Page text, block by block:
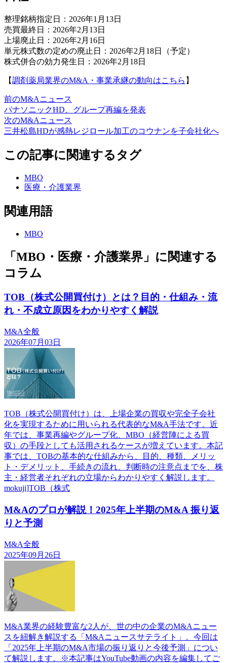
整理銘柄指定日：2026年1月13日
売買最終日：2026年2月13日
上場廃止日：2026年2月16日
単元株式数の定めの廃止日：2026年2月18日（予定）
株式併合の効力発生日：2026年2月18日
【調剤薬局業界のM&A・事業承継の動向はこちら 】
前のM&Aニュース
パナソニックHD、グループ再編を発表
次のM&Aニュース
三井松島HDが感熱レジロール加工のコウナンを子会社化へ
この記事に関連するタグ
MBO
医療・介護業界
関連用語
MBO
「MBO・医療・介護業界」に関連する
コラム
TOB（株式公開買付け）とは？目的・仕組み・流
れ・不成立原因をわかりやすく解説
M&A全般
2026年07月03日
TOB（株式公開買付け）は、上場企業の買収や完全子会社
化を実現するために用いられる代表的なM&A手法です。近
年では、事業再編やグループ化、MBO（経営陣による買
収）の手段としても活用されるケースが増えています。本記
事では、TOBの基本的な仕組みから、目的、種類、メリッ
ト・デメリット、手続きの流れ、判断時の注意点までを、株
主・経営者それぞれの立場からわかりやすく解説します。
mokuji]TOB（株式
M&Aのプロが解説！2025年上半期のM&A 振り返
りと予測
M&A全般
2025年09月26日
M&A業界の経験豊富な2人が、世の中の企業のM&Aニュー
スを紐解き解説する「M&Aニュースサテライト」。今回は
「2025年上半期のM&A市場の振り返りと今後予測」につい
て解説します。※本記事はYouTube動画の内容を編集してご